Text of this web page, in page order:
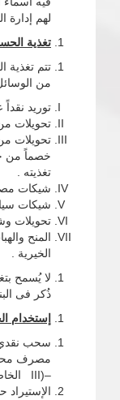
لهم إدارة
تغذية
تتم تغذية
من
توريد نقداً
تحويلات
تحويلات
خصماً من
تغذيته .
شيكات
شيكات
تحويلات
المنح
الخيرية .
لا يُسمح
ذُكر فى البند (3-أ)
إستخدام
سحب نقدي
–(III الخاصة بتغذية الحسابات.